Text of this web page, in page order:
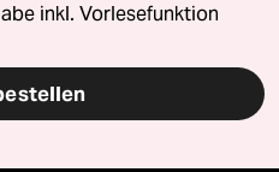
inkl. Vorlesefunktion